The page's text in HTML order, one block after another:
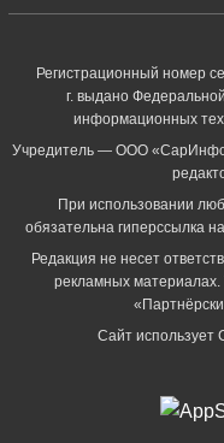
Регистрационный номер
г. выдано
информационных
Учредитель — ООО
При использовании
обязательна гиперссылка на
Редакция не несет
рекламных
Сайт использует